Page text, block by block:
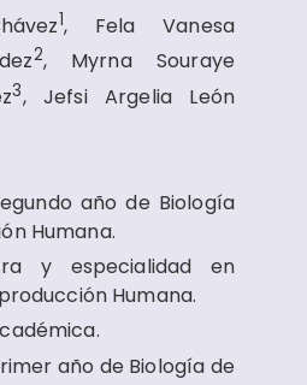
1, Fela Vanesa
2, Myrna Souraye
3, Jefsi Argelia León
año de Biología
Humana.
y especialidad en
Humana.
año de Biología de